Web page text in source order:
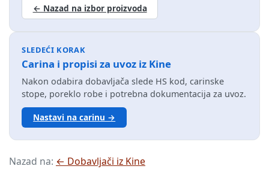
← Nazad na izbor proizvoda
SLEDEĆI KORAK
Carina i propisi za uvoz iz Kine
Nakon odabira dobavljača slede HS kod, carinske
stope, poreklo robe i potrebna dokumentacija za uvoz.
Nastavi na carinu →
Nazad na: ← Dobavljači iz Kine